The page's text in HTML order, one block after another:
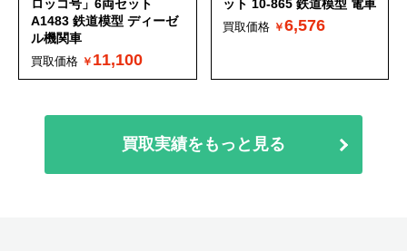
ロッコ号」6両セット
A1483 鉄道模型 ディーゼ
ル機関車
買取価格 11,100
ット 10-865 鉄道模型 電車
買取価格 6,576
買取実績をもっと見る